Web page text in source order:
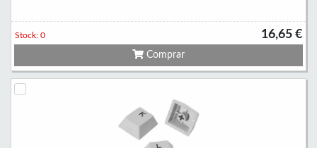
16,65 €
Stock: 0
Comprar